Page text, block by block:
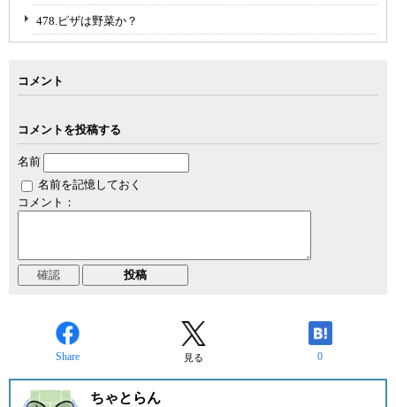
478.ピザは野菜か？
コメント
コメントを投稿する
名前
名前を記憶しておく
コメント：
Share 見る 0
ちゃとらん